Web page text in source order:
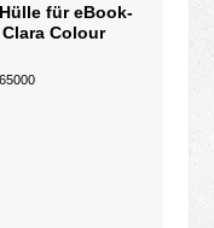
für eBook-
Colour